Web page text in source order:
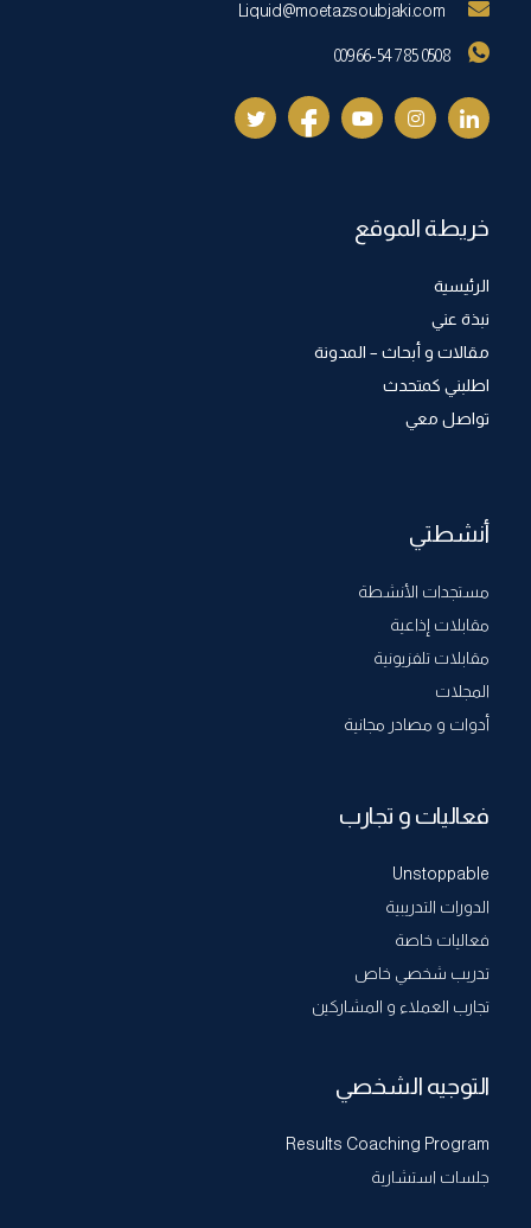
Liquid@moetazsoubjaki.com
00966-54 785 0508
خريطة الموقع
الرئيسية
نبذة عني
مقالات و أبحاث – المدونة
اطلبني كمتحدث
تواصل معي
أنشطتي
مستجدات الأنشطة
مقابلات إذاعية
مقابلات تلفزيونية
المجلات
أدوات و مصادر مجانية
فعاليات و تجارب
Unstoppable
الدورات التدريبية
فعاليات خاصة
تدريب شخصي خاص
تجارب العملاء و المشاركين
التوجيه الشخصي
Results Coaching Program
جلسات استشارية